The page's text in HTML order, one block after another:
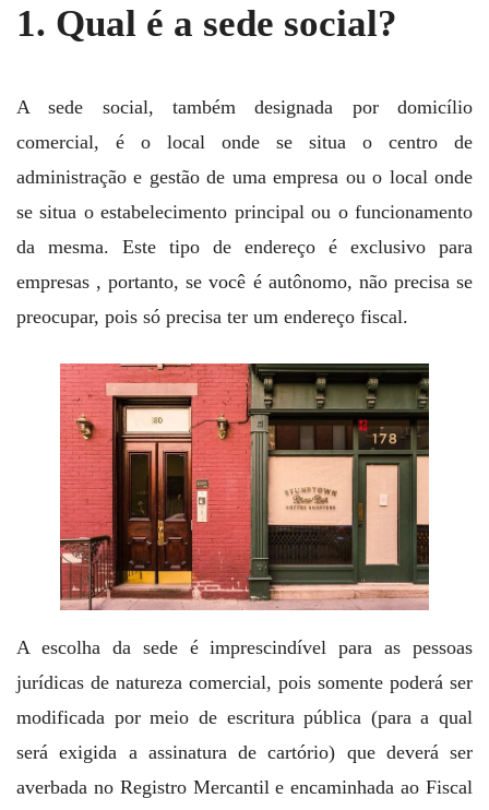
1. Qual é a sede social?
A sede social, também designada por domicílio
comercial, é o local onde se situa o centro de
administração e gestão de uma empresa ou o local onde
se situa o estabelecimento principal ou o funcionamento
da mesma. Este tipo de endereço é exclusivo para
empresas , portanto, se você é autônomo, não precisa se
preocupar, pois só precisa ter um endereço fiscal.
A escolha da sede é imprescindível para as pessoas
jurídicas de natureza comercial, pois somente poderá ser
modificada por meio de escritura pública (para a qual
será exigida a assinatura de cartório) que deverá ser
averbada no Registro Mercantil e encaminhada ao Fiscal